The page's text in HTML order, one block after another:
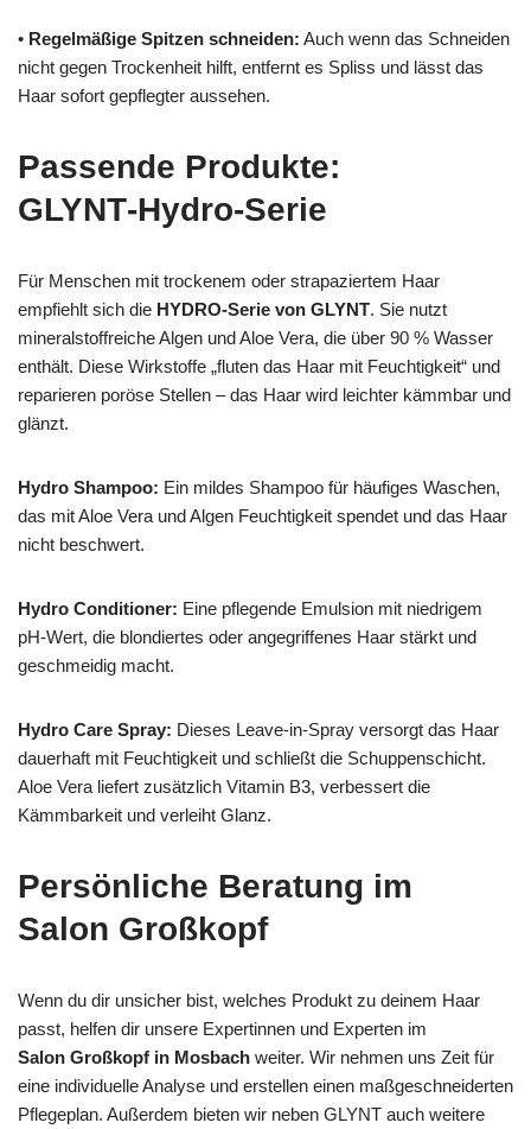
• Regelmäßige Spitzen schneiden: Auch wenn das Schneiden
nicht gegen Trockenheit hilft, entfernt es Spliss und lässt das
Haar sofort gepflegter aussehen.
Passende Produkte:
GLYNT‑Hydro‑Serie
Für Menschen mit trockenem oder strapaziertem Haar
empfiehlt sich die HYDRO‑Serie von GLYNT. Sie nutzt
mineralstoffreiche Algen und Aloe Vera, die über 90 % Wasser
enthält. Diese Wirkstoffe „fluten das Haar mit Feuchtigkeit“ und
reparieren poröse Stellen – das Haar wird leichter kämmbar und
glänzt.
Hydro Shampoo: Ein mildes Shampoo für häufiges Waschen,
das mit Aloe Vera und Algen Feuchtigkeit spendet und das Haar
nicht beschwert.
Hydro Conditioner: Eine pflegende Emulsion mit niedrigem
pH‑Wert, die blondiertes oder angegriffenes Haar stärkt und
geschmeidig macht.
Hydro Care Spray: Dieses Leave‑in‑Spray versorgt das Haar
dauerhaft mit Feuchtigkeit und schließt die Schuppenschicht.
Aloe Vera liefert zusätzlich Vitamin B3, verbessert die
Kämmbarkeit und verleiht Glanz.
Persönliche Beratung im
Salon Großkopf
Wenn du dir unsicher bist, welches Produkt zu deinem Haar
passt, helfen dir unsere Expertinnen und Experten im
Salon Großkopf in Mosbach weiter. Wir nehmen uns Zeit für
eine individuelle Analyse und erstellen einen maßgeschneiderten
Pflegeplan. Außerdem bieten wir neben GLYNT auch weitere